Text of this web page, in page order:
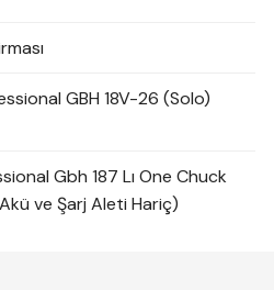
GBH 18V-26 (Solo)
Gbh 187 Lı One Chuck
ve Şarj Aleti Hariç)